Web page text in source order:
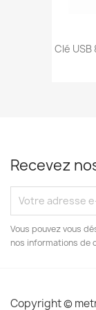
Clé USB
Recevez
Vous pouvez vous
nos informations de
Copyright ©